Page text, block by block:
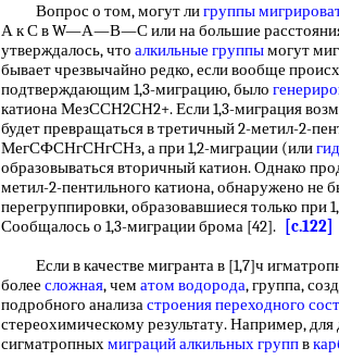
Вопрос о том, могут лигруппы
А к С в W—А—В—С или на большие
утверждалось, что алкильные группымогут
бывает чрезвычайно редко, если вообще
подтверждающим 1,3-миграцию, было
катиона МезССН2СН2+. Если 1,3-миграция
будет превращаться в третичный 2-метил-2-
МегСФСНгСНгСНз, а при 1,2-миграции (или
образовываться вторичный катион. Однако
метил-2-пентильного катиона, обнаружено не
перегруппировки, образовавшиеся только при
Сообщалось о 1,3-миграции брома [42].
[c.122]
Если в качестве мигранта в [1,7]ч
более сложная, чем атом водорода, группа,
подробного анализастроения переходного
стереохимическому результату. Например, для
сигматропныхмиграций алкильных группв